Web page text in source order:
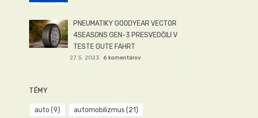
PNEUMATIKY GOODYEAR VECTOR
4SEASONS GEN-3 PRESVEDČILI V
TESTE GUTE FAHRT
27. 5. 2023 6 komentárov
TÉMY
auto (9) automobilizmus (21)